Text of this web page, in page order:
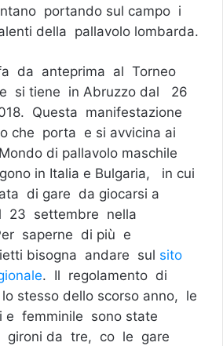
portando sul campo i
della pallavolo lombarda.
da anteprima al Torneo
si tiene in Abruzzo dal 26
Questa manifestazione
che porta e si avvicina ai
di pallavolo maschile
in Italia e Bulgaria, in cui
di gare da giocarsi a
23 settembre nella
saperne di più e
bisogna andare sul sito
. Il regolamento di
stesso dello scorso anno, le
e femminile sono state
gironi da tre, co le gare